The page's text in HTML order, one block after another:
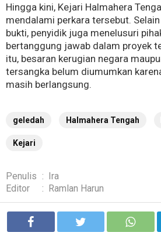
Hingga kini, Kejari Halmahera
mendalami perkara tersebut.
bukti, penyidik juga menelusuri
bertanggung jawab dalam proyek
itu, besaran kerugian negara
tersangka belum diumumkan
masih berlangsung.
geledah Halmahera Tengah
Kejari
Penulis : Ira
Editor
: Ramlan Harun